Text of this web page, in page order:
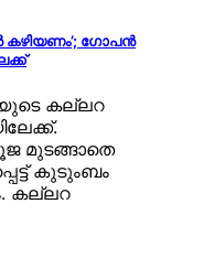
കഴിയണം’; ഗോപന്‍
കല്ലറ
മുടങ്ങാതെ
കുടുംബം
കല്ലറ